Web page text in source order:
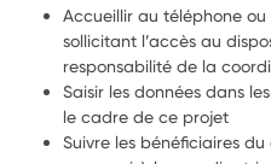
Accueillir au téléphone
sollicitant l’accès au
responsabilité de la
Saisir les données dans
le cadre de ce projet
Suivre les bénéficiaires